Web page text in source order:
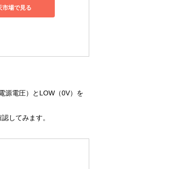
市場で見る
源電圧）とLOW（0V）を
してみます。